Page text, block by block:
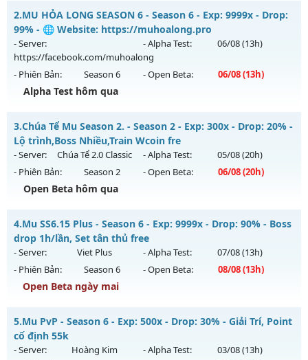
MU-GIAITRI.NET - HỖ TRỢ MAX PING - VÀO LÀ CHIẾN NGAY
Mu mới ra tháng 07 2026 - Mở máy chủTÂN THỦ
ngày 30/07/2626
Exp: 500x - Drop: 20%
Kiểu reset: Reset In Game
Antihack: FPS 60 - CHỐNG HACK 100%
2.MU HỎA LONG SEASON 6 - Season 6 - Exp: 9999x - Drop:
99% - 🌐 Website: https://muhoalong.pro
- Server:
https://facebook.com/muhoalong
- Alpha Test: 06/08(13h)
- Phiên Bản: Season 6 - Open Beta: 06/08(13h)
Alpha Test hôm qua
MU HỎA LONG SEASON 6 - 🌐 Website:
https://muhoalong.pro
Mu mới ra tháng 08 2026 - Mở máy chủ
https://facebook.com/muhoalongvào 13h ngày
Kiểu reset: Non Reset
Thể loại: Mu Nguyên bản Webzen
Antihack: XShield
3.Chúa Tể Mu Season 2. - Season 2 - Exp: 300x - Drop: 20% -
Lộ trình,Boss Nhiều,Train Wcoin fre
- Server: Chúa Tể 2.0 Classic - Alpha Test: 05/08(20h)
- Phiên Bản:
Season 2 - Open Beta: 06/08(20h)
Open Beta hôm qua
Chúa Tể Mu Season 2. - Lộ trình,Boss Nhiều,Train Wcoin fre
Mu mới ra tháng 08 2026 - Mở máy chủ
vào 20h ngày 06/08/2626
Exp: 300x - Drop: 20%
Kiểu reset: Reset In Game
Antihack: antihack
4.Mu SS6.15 Plus - Season 6 - Exp: 9999x - Drop: 90% - Boss
drop 1h/lần, Set tân thủ free
- Server: Viet Plus - Alpha Test: 07/08(13h)
- Phiên Bản:
Season 6 - Open Beta: 08/08(13h)
Open Beta ngày mai
Mu SS6.15 Plus - Boss drop 1h/lần, Set tân thủ free
Mu mới ra tháng 08 2026 - Mở máy chủ
ngày 08/08/2626
5.Mu PvP - Season 6 - Exp: 500x - Drop: 30% - Giải Trí, Point
cố định 55k
- Server: Hoàng Kim - Alpha Test: 03/08(13h)